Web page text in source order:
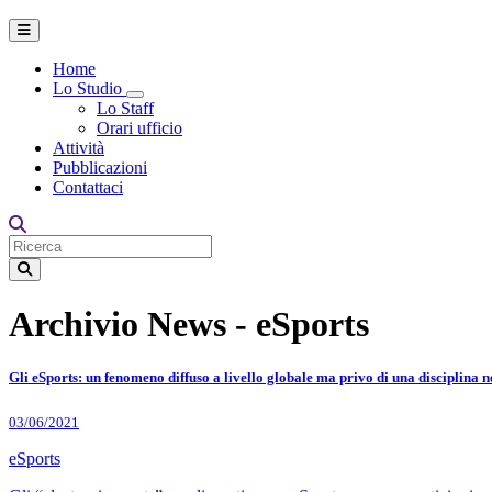
Home
Lo Studio
Toggle Dropdown
Lo Staff
Orari ufficio
Attività
Pubblicazioni
Contattaci
Archivio News - eSports
Gli eSports: un fenomeno diffuso a livello globale ma privo di una
03/06/2021
eSports